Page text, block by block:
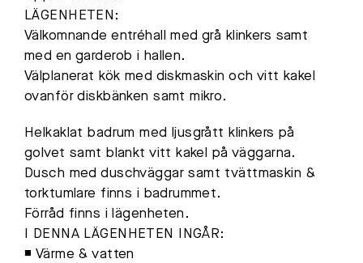
LÄGENHETEN:
Välkomnande entréhall med grå klinkers samt
med en garderob i hallen.
Välplanerat kök med diskmaskin och vitt kakel
ovanför diskbänken samt mikro.
Helkaklat badrum med ljusgrått klinkers på
golvet samt blankt vitt kakel på väggarna.
Dusch med duschväggar samt tvättmaskin &
torktumlare finns i badrummet.
Förråd finns i lägenheten.
I DENNA LÄGENHETEN INGÅR:
◾ Värme & vatten